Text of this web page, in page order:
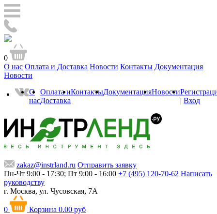
0
О нас Оплата и Доставка Новости Контакты Документация
Новости
О
нас
Оплата и
Доставка
КонтактыДокументацияНовости
| Вход
zakaz@instrland.ru Отправить заявку
Пн-Чт 9:00 - 17:30; Пт 9:00 - 16:00 +7 (495) 120-70-62 Написать
руководству
г. Москва, ул. Чусовская, 7А
0 Корзина 0.00 руб